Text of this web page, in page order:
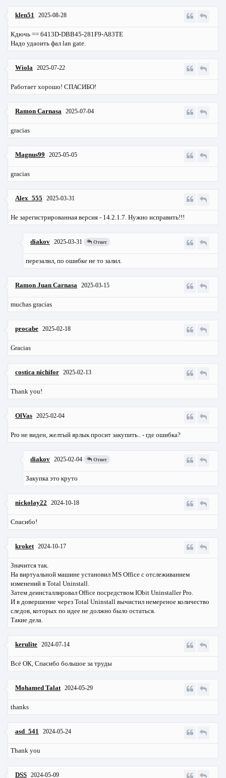
klen51 2025-08-28
Кдючь == 6413D-DBB45-281F9-A83TE
Надо удаоить фал lan gate.
Wiola 2025-07-22
Работает хорошо! СПАСИБО!
Ramon Carnasa 2025-07-04
gracias
Magnus99 2025-05-05
gracias
Alex_555 2025-03-31
Не зарегистрированная версия - 14.2.1.7. Нужно исправить!!!
diakov 2025-03-31 Ответ
перезалил, по ошибке не то залил.
Ramon Juan Carnasa 2025-03-15
muchas gracias
procabe 2025-02-18
Gracias
costica nichifor 2025-02-13
Thank you!
OlVas 2025-02-04
Pro не виден, желтый ярлык просит закупить.. - где ошибка?
diakov 2025-02-04 Ответ
Закупка это круто
nickolay22 2024-10-18
Спасибо!
kroket 2024-10-17
Значится так.
На виртуальной машине установил MS Office с отслеживанием
изменений в Total Uninstall.
Затем деинсталлировал Office посредством IObit Uninstaller Pro.
И в довершение через Total Uninstall вычистил немереное количество
следов, которых по идее не должно было остаться.
Такие дела.
kerulite 2024-07-14
Всё ОК, Спасибо большое за труды
Mohamed Talat 2024-05-29
thanks
asd_541 2024-05-24
Thank you
DSS 2024-05-09